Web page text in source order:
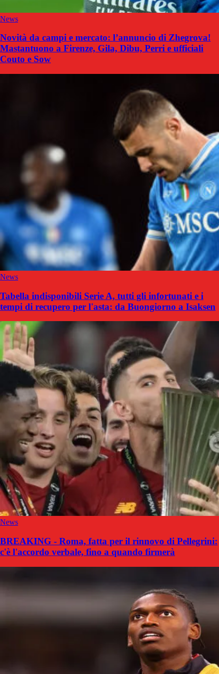
News
Novità da campi e mercato: l’annuncio di Zhegrova!
Mastantuono a Firenze, Gila, Dibu, Perri e ufficiali
Couto e Sow
News
Tabella indisponibili Serie A, tutti gli infortunati e i
tempi di recupero per l'asta: da Buongiorno a Isaksen
News
BREAKING - Roma, fatta per il rinnovo di Pellegrini:
c'è l'accordo verbale, fino a quando firmerà